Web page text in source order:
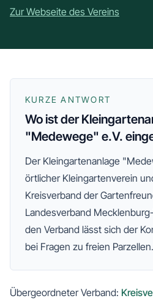
Zur Webseite des Vereins
KURZE ANTWORT
Wo ist der
"Medewege" e.V.
Der Kleingartenanlage
örtlicher Kleingartenverein
Kreisverband der
Landesverband
den Verband lässt sich der
bei Fragen zu freien Parzellen.
Übergeordneter Verband: